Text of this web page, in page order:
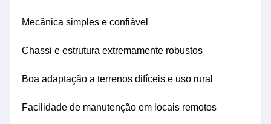
Mecânica simples e confiável
Chassi e estrutura extremamente robustos
Boa adaptação a terrenos difíceis e uso rural
Facilidade de manutenção em locais remotos